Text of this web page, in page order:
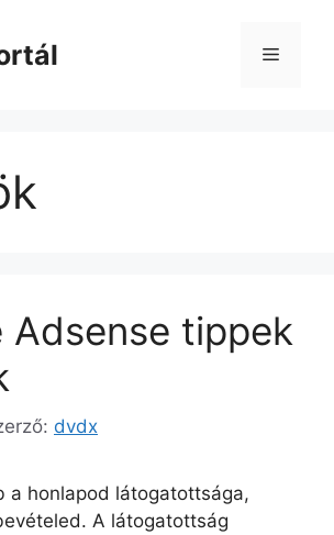
Menü
Adsense tippek
dvdx
a honlapod látogatottsága,
A látogatottság